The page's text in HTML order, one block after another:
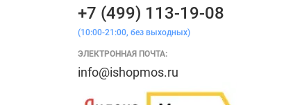
+7 (499) 113-19-08
(10:00-21:00, без выходных)
ЭЛЕКТРОННАЯ ПОЧТА:
info@ishopmos.ru